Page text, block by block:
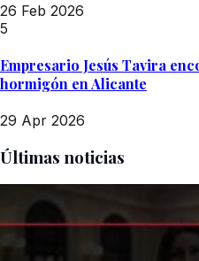
26 Feb 2026
5
Empresario Jesús Tavira
hormigón en Alicante
29 Apr 2026
Últimas noticias